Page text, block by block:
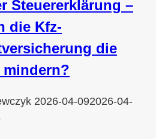
Steuererklärung –
die Kfz-
die
mindern?
2026-04-092026-04-